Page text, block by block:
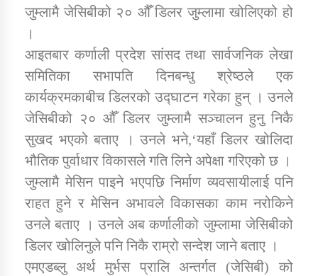
कार्यक्रम कार्यान्वयन एकाई जुम्लाको सुचना
जुम्लामै जेसिबीको २० औँ डिलर जुम्लामा खोलिएको हो
।
आइतबार कर्णाली प्रदेश सांसद तथा सार्वजनिक लेखा
समितिका सभापति दिनबन्धु श्रेष्ठले एक
कार्यक्रमकाबीच डिलरको उद्घाटन गरेका हुन् । उनले
जेसिबीको २० औँ डिलर जुम्लामै सञ्चालन हुनु निकै
सुखद भएको बताए । उनले भने,‘यहाँ डिलर खोलिदा
भौतिक पुर्वाधार विकासले गति लिने अपेक्षा गरिएको छ ।
जुम्लामै मेसिन पाइने भएपछि निर्माण व्यवसायीलाई पनि
राहत हुने र मेसिन अभावले विकासका काम नरोकिने
उनले बताए । उनले अब कर्णालीको जुम्लामा जेसिबीको
डिलर खोलिनुले पनि निकै राम्रो सन्देश जाने बताए ।
एमएडब्लु अर्थ मुर्भस प्रालि अन्तर्गत (जेसिबी) को